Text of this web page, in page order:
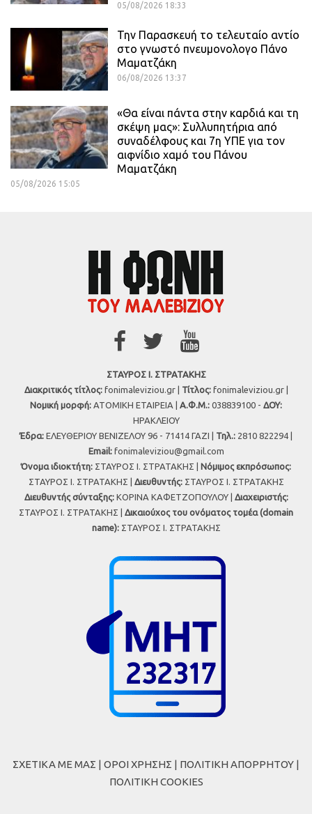
05/08/2026 18:33
Την Παρασκευή το τελευταίο αντίο
στο γνωστό πνευμονολογο Πάνο
Μαματζάκη
06/08/2026 13:37
«Θα είναι πάντα στην καρδιά και τη
σκέψη μας»: Συλλυπητήρια από
συναδέλφους και 7η ΥΠΕ για τον
αιφνίδιο χαμό του Πάνου
Μαματζάκη
05/08/2026 15:05
ΣΤΑΥΡΟΣ Ι. ΣΤΡΑΤΑΚΗΣ
Διακριτικός τίτλος:fonimaleviziou.gr | Τίτλος:fonimaleviziou.gr |
Νομική μορφή: ΑΤΟΜΙΚΗ ΕΤΑΙΡΕΙΑ | Α.Φ.Μ.: 038839100 - ΔΟΥ:
ΗΡΑΚΛΕΙΟΥ
Έδρα: ΕΛΕΥΘΕΡΙΟΥ ΒΕΝΙΖΕΛΟΥ 96 - 71414 ΓΑΖΙ | Τηλ.: 2810 822294 |
Εmail: fonimaleviziou@gmail.com
Όνομα ιδιοκτήτη: ΣΤΑΥΡΟΣ Ι. ΣΤΡΑΤΑΚΗΣ | Νόμιμος εκπρόσωπος:
ΣΤΑΥΡΟΣ Ι. ΣΤΡΑΤΑΚΗΣ | Διευθυντής:ΣΤΑΥΡΟΣ Ι. ΣΤΡΑΤΑΚΗΣ
Διευθυντής σύνταξης:ΚΟΡΙΝΑ ΚΑΦΕΤΖΟΠΟΥΛΟΥ | Διαχειριστής:
ΣΤΑΥΡΟΣ Ι. ΣΤΡΑΤΑΚΗΣ | Δικαιούχος του ονόματος τομέα (domain
name):ΣΤΑΥΡΟΣ Ι. ΣΤΡΑΤΑΚΗΣ
ΣΧΕΤΙΚΑ ΜΕ ΜΑΣ | ΟΡΟΙ ΧΡΗΣΗΣ | ΠΟΛΙΤΙΚΗ ΑΠΟΡΡΗΤΟΥ |
ΠΟΛΙΤΙΚΗ COOKIES